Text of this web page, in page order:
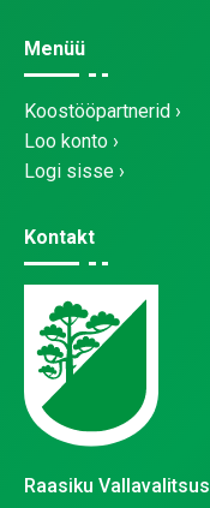
Menüü
Koostööpartnerid
Loo konto
Logi sisse
Kontakt
Raasiku Vallavalitsus